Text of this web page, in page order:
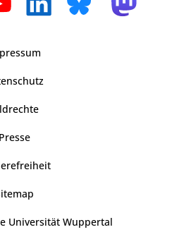
Presse
Universität Wuppertal